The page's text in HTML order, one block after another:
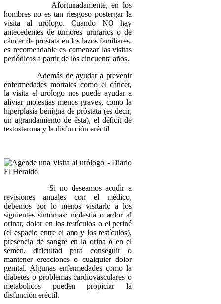
Afortunadamente, en los
hombres no es tan riesgoso postergar la
visita al urólogo. Cuando NO hay
antecedentes de tumores urinarios o de
cáncer de próstata en los lazos familiares,
es recomendable es comenzar las visitas
periódicas a partir de los cincuenta años.
Además de ayudar a prevenir
enfermedades mortales como el cáncer,
la visita el urólogo nos puede ayudar a
aliviar molestias menos graves, como la
hiperplasia benigna de próstata (es decir,
un agrandamiento de ésta), el déficit de
testosterona y la disfunción eréctil.
Si no deseamos acudir a
revisiones anuales con el médico,
debemos por lo menos visitarlo a los
siguientes síntomas: molestia o ardor al
orinar, dolor en los testículos o el periné
(el espacio entre el ano y los testículos),
presencia de sangre en la orina o en el
semen, dificultad para conseguir o
mantener erecciones o cualquier dolor
genital. Algunas enfermedades como la
diabetes o problemas cardiovasculares o
metabólicos pueden propiciar la
disfunción eréctil.